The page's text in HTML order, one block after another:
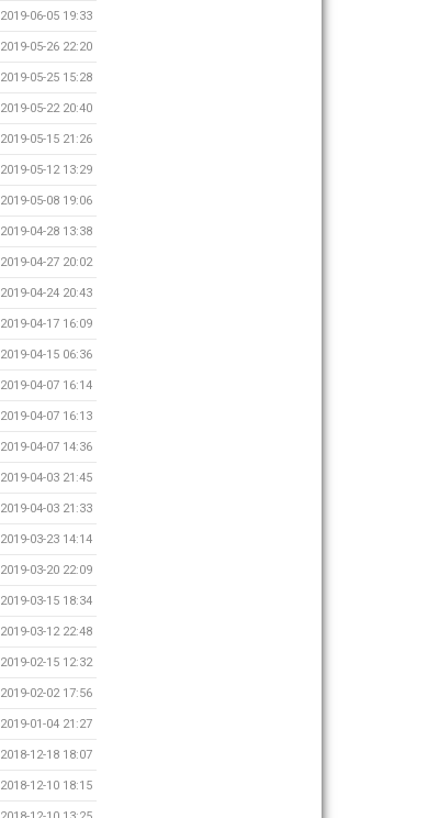
2019-06-05 19:33
2019-05-26 22:20
2019-05-25 15:28
2019-05-22 20:40
2019-05-15 21:26
2019-05-12 13:29
2019-05-08 19:06
2019-04-28 13:38
2019-04-27 20:02
2019-04-24 20:43
2019-04-17 16:09
2019-04-15 06:36
2019-04-07 16:14
2019-04-07 16:13
2019-04-07 14:36
2019-04-03 21:45
2019-04-03 21:33
2019-03-23 14:14
2019-03-20 22:09
2019-03-15 18:34
2019-03-12 22:48
2019-02-15 12:32
2019-02-02 17:56
2019-01-04 21:27
2018-12-18 18:07
2018-12-10 18:15